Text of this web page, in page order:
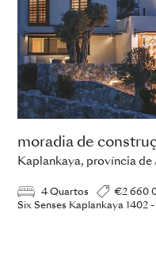
moradia de
Kaplankaya, província de
4 Quartos
€2 660
Six Senses Kaplankaya 1402